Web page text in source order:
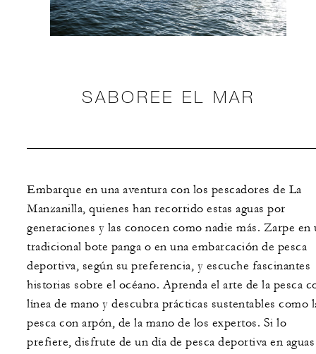
SABOREE EL MAR
Embarque en una aventura con los pescadores de La
Manzanilla, quienes han recorrido estas aguas por
generaciones y las conocen como nadie más. Zarpe en
tradicional bote panga o en una embarcación de pesca
deportiva, según su preferencia, y escuche fascinantes
historias sobre el océano. Aprenda el arte de la pesca
línea de mano y descubra prácticas sustentables como
pesca con arpón, de la mano de los expertos. Si lo
prefiere, disfrute de un día de pesca deportiva en aguas